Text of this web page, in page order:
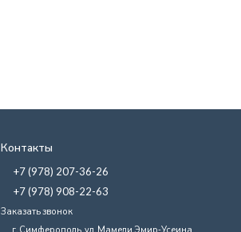
Контакты
+7 (978) 207-36-26
+7 (978) 908-22-63
Заказать звонок
г. Симферополь, ул. Мамеди Эмир-Усеина,